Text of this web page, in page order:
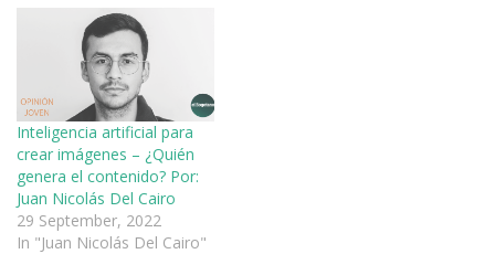
Inteligencia artificial para
crear imágenes – ¿Quién
genera el contenido? Por:
Juan Nicolás Del Cairo
29 September, 2022
In "Juan Nicolás Del Cairo"